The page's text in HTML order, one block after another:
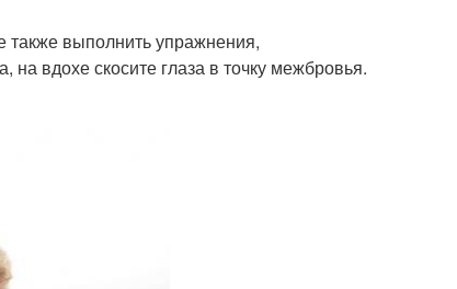
также выполнить упражнения,
вдохе скосите глаза в точку межбровья.